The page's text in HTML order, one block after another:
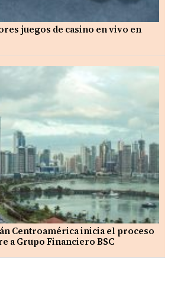
juegos de casino en vivo en
Centroamérica inicia el proceso
a Grupo Financiero BSC